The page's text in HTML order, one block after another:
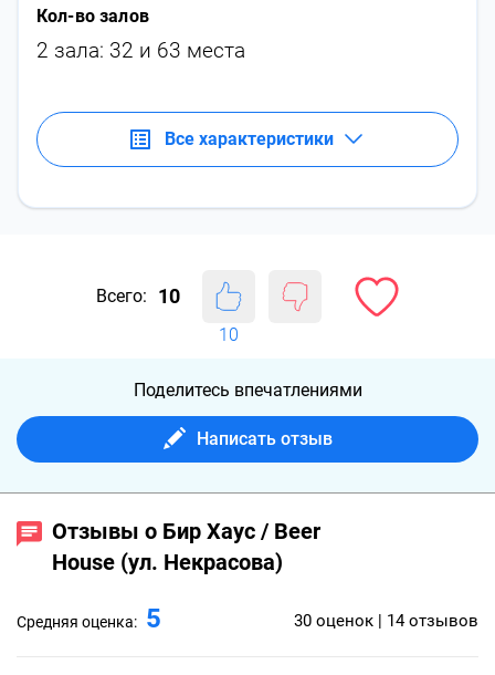
Кол-во залов
2 зала: 32 и 63 места
Все характеристики
Всего: 10
10
Поделитесь впечатлениями
Написать отзыв
Отзывы о Бир Хаус / Beer
House (ул. Некрасова)
Средняя оценка: 5 30 оценок | 14 отзывов